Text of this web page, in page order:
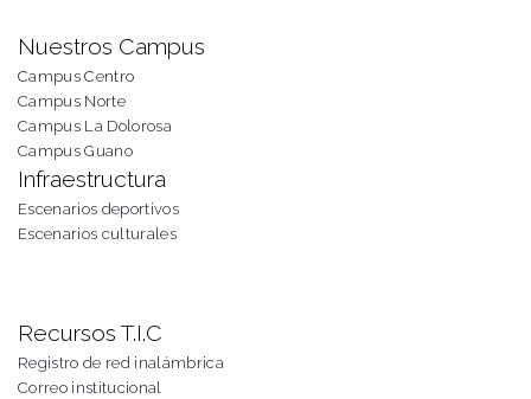
Nuestros Campus
Campus Centro
Campus Norte
Campus La Dolorosa
Campus Guano
Infraestructura
Escenarios deportivos
Escenarios culturales
Recursos T.I.C
Registro de red inalámbrica
Correo institucional